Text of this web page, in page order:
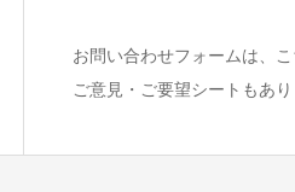
お問い合わせフォームは、
ご意見・ご要望シートもあ